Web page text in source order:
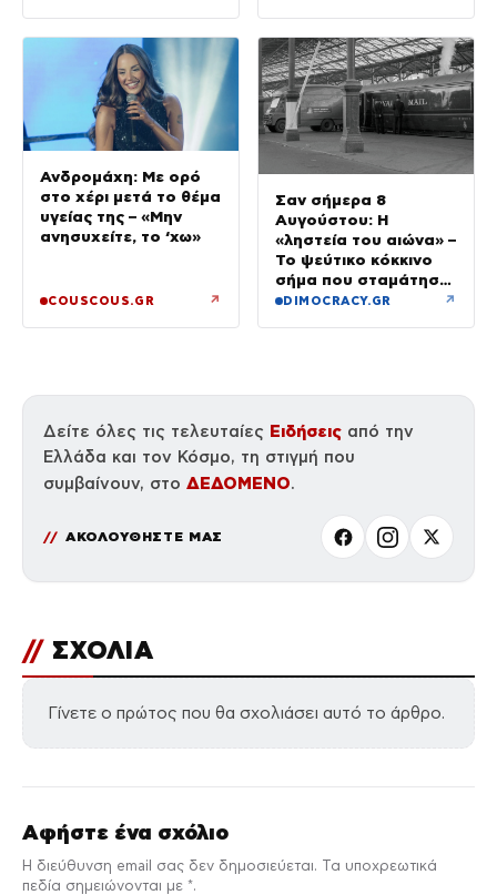
Ανδρομάχη: Με ορό
στο χέρι μετά το θέμα
υγείας της – «Μην
ανησυχείτε, το ‘χω»
COUSCOUS.GR ↗
Σαν σήμερα 8
Αυγούστου: Η
«ληστεία του αιώνα» –
Το ψεύτικο κόκκινο
σήμα που σταμάτησε
τρένο με 2,6 εκατ.
DIMOCRACY.GR ↗
Δείτε όλες τις τελευταίες Ειδήσεις από την
Ελλάδα και τον Κόσμο, τη στιγμή που
συμβαίνουν, στο ΔΕΔΟΜΕΝΟ.
ΑΚΟΛΟΥΘΗΣΤΕ ΜΑΣ
// ΣΧΟΛΙΑ
Γίνετε ο πρώτος που θα σχολιάσει αυτό το άρθρο.
Αφήστε ένα σχόλιο
Η διεύθυνση email σας δεν δημοσιεύεται. Τα υποχρεωτικά
πεδία σημειώνονται με *.